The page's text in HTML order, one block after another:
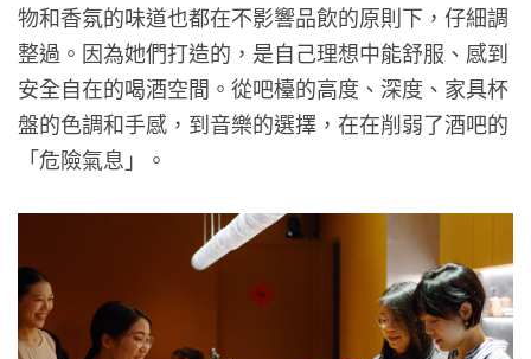
物和香氛的味道也都在不影響品飲的原則下，仔細調
整過。因為她們打造的，是自己理想中能舒服、感到
安全自在的喝酒空間。從吧檯的高度、深度、家具杯
盤的色調和手感，到音樂的選擇，在在削弱了酒吧的
「危險氣息」。